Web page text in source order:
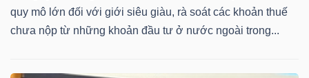
quy mô lớn đối với giới siêu giàu, rà soát các khoản thuế
chưa nộp từ những khoản đầu tư ở nước ngoài trong...